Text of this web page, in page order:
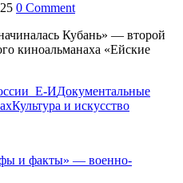
0 Comment
Кубань» — второй
киноальманаха «Ейские
ИДокументальные
Культура и искусство